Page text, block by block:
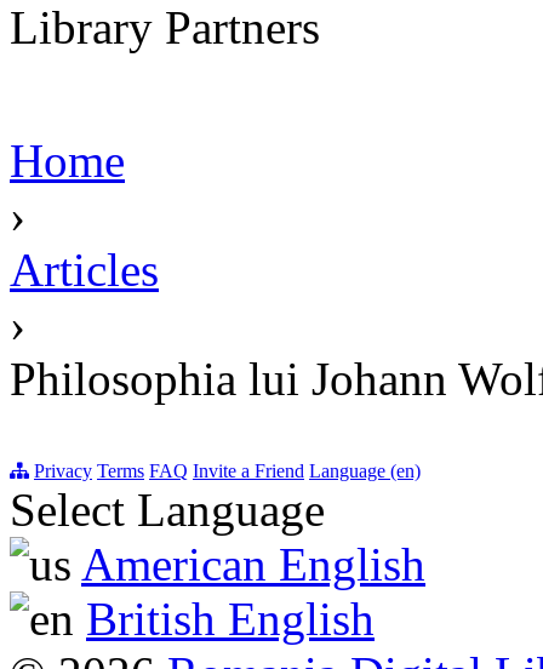
Library Partners
Home
›
Articles
›
Philosophia lui Johann
Privacy Terms FAQ Invite a Friend Language (en)
Select Language
American English
British English